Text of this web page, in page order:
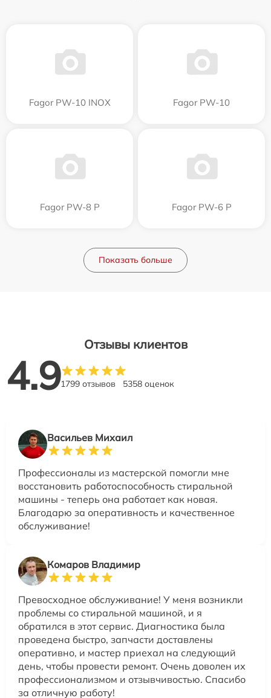
Fagor PW-10 INOX Fagor PW-10
Fagor PW-8 P Fagor PW-6 P
Показать больше
Отзывы клиентов
4.91799 отзывов 5358 оценок
Васильев Михаил
Профессионалы из мастерской помогли мне
восстановить работоспособность стиральной
машины - теперь она работает как новая.
Благодарю за оперативность и качественное
обслуживание!
Комаров Владимир
Превосходное обслуживание! У меня возникли
проблемы со стиральной машиной, и я
обратился в этот сервис. Диагностика была
проведена быстро, запчасти доставлены
оперативно, и мастер приехал на следующий
день, чтобы провести ремонт. Очень доволен их
профессионализмом и отзывчивостью. Спасибо
за отличную работу!